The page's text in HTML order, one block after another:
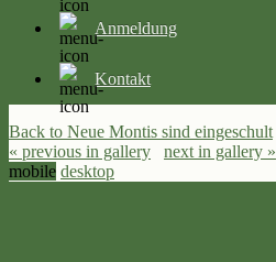
Anmeldung
Kontakt
Back to Neue Montis sind eingeschult
« previous in gallery
next in gallery »
mobile desktop